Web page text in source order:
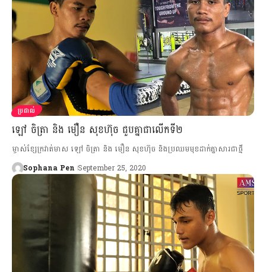
ប្រដាល់
ឡៅ ចិត្រា និង មឿន សុខហ៊ុច ជួបគ្នាជាលើកទី២
ម្ចាស់ខ្សែក្រវាត់មាស ឡៅ ចិត្រា និង មឿន សុខហ៊ុច និងប្រឈមមុខដាក់គ្នាសារជាថ្មី
Sophana Pen September 25, 2020